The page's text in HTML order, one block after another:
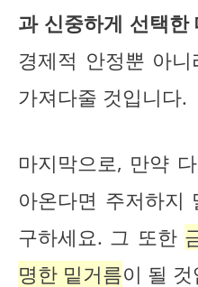
과 신중하게 선택한
경제적 안정뿐 아
가져다줄 것입니다.
마지막으로, 만약
아온다면 주저하지
구하세요. 그 또한
명한 밑거름이 될